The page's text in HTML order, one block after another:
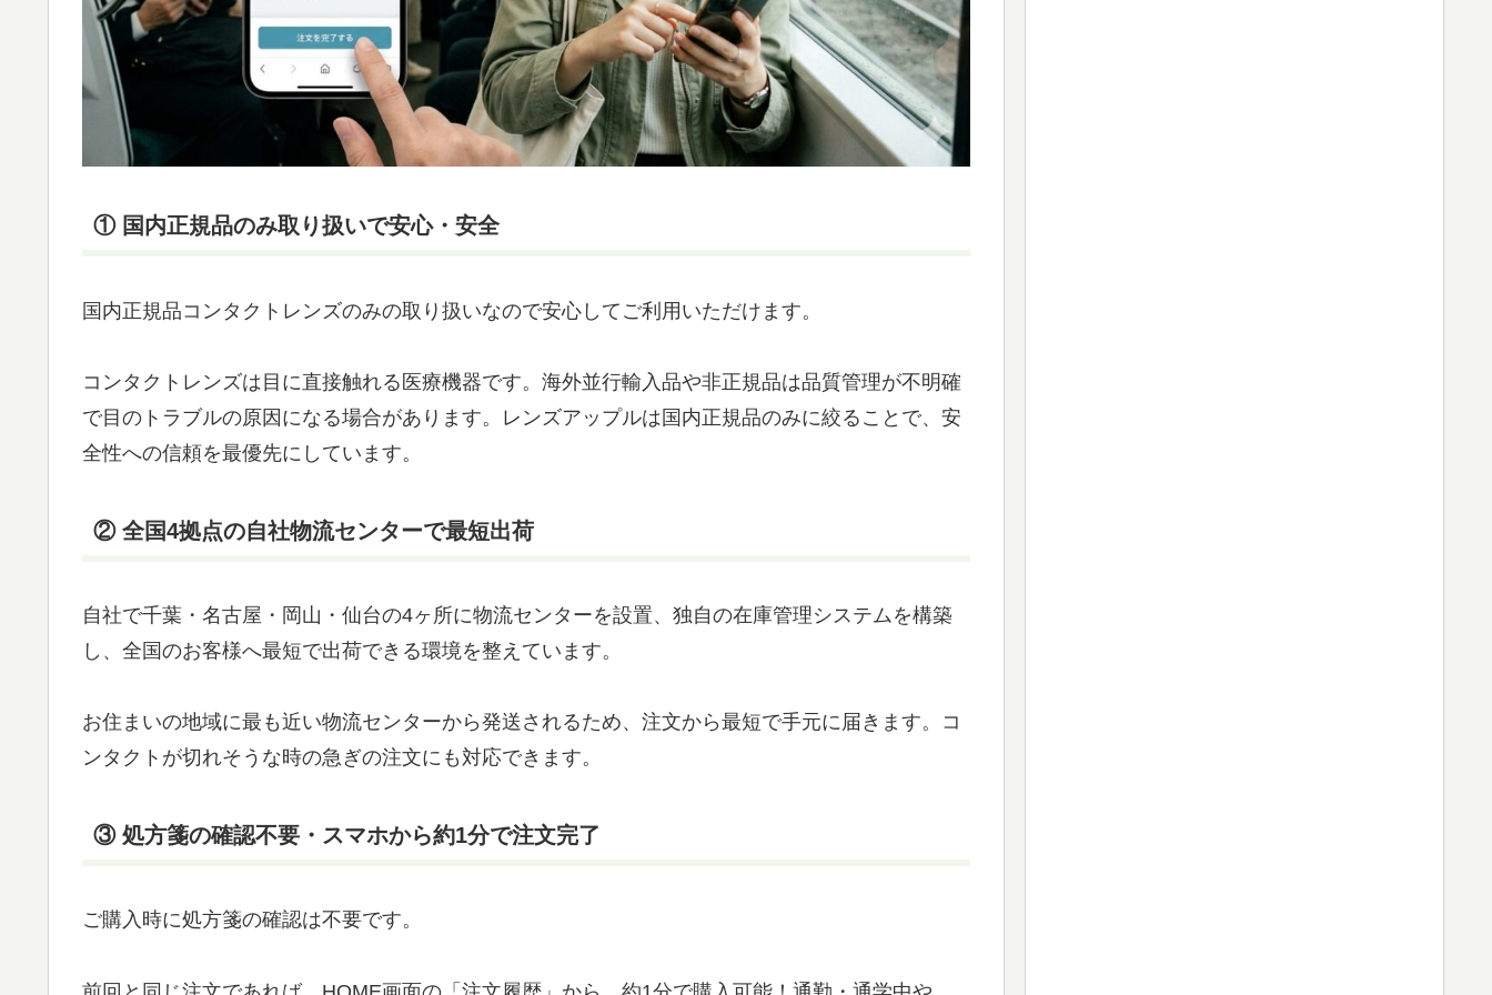
① 国内正規品のみ取り扱いで安心・安全
国内正規品コンタクトレンズのみの取り扱いなので安心してご利用いただけます。
コンタクトレンズは目に直接触れる医療機器です。海外並行輸入品や非正規品は品質管理が不明確
で目のトラブルの原因になる場合があります。レンズアップルは国内正規品のみに絞ることで、安
全性への信頼を最優先にしています。
② 全国4拠点の自社物流センターで最短出荷
自社で千葉・名古屋・岡山・仙台の4ヶ所に物流センターを設置、独自の在庫管理システムを構築
し、全国のお客様へ最短で出荷できる環境を整えています。
お住まいの地域に最も近い物流センターから発送されるため、注文から最短で手元に届きます。コ
ンタクトが切れそうな時の急ぎの注文にも対応できます。
③ 処方箋の確認不要・スマホから約1分で注文完了
ご購入時に処方箋の確認は不要です。